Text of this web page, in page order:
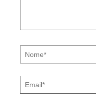
Nome*
Email*